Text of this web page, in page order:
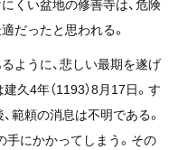
くい盆地の修善寺は、危険
だったと思われる。
ように、悲しい最期を遂げ
久4年（1193）8月17日。す
範頼の消息は不明である。
手にかかってしまう。その